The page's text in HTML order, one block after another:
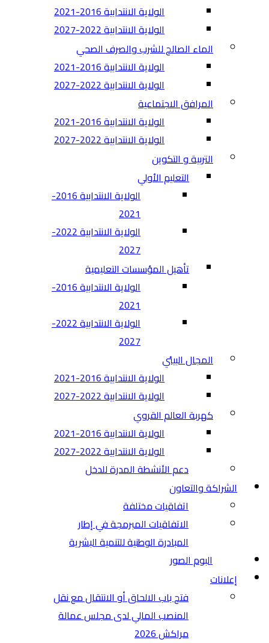
الولاية الانتدابية 2016-2021
الولاية الانتدابية 2022-2027
الماء الصالح للشرب والصرف الصحي
الولاية الانتدابية 2016-2021
الولاية الانتدابية 2022-2027
المرافق الاجتماعية
الولاية الانتدابية 2016-2021
الولاية الانتدابية 2022-2027
التربية و التكوين
التعليم الأولي
الولاية الانتدابية 2016-
2021
الولاية الانتدابية 2022-
2027
تأهيل المؤسسات التعليمية
الولاية الانتدابية 2016-
2021
الولاية الانتدابية 2022-
2027
المجال البيئي
الولاية الانتدابية 2016-2021
الولاية الانتدابية 2022-2027
كهربة العالم القروي
الولاية الانتدابية 2016-2021
الولاية الانتدابية 2022-2027
دعم الأنشطة المدرة للدخل
الشراكة والتعاون
اتفاقيات مختلفة​
الاتفاقيات المبرمجة في إطار
المبادرة الوطنية للتنمية البشرية
البوم الصور
إعلانات
فتح باب الالحاق أو الانتقال مع نقل
المنصب المالي لدى مجلس عمالة
مراكش 2026